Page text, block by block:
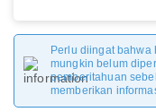
Perlu diingat bahwa
mungkin belum
pemberitahuan
memberikan